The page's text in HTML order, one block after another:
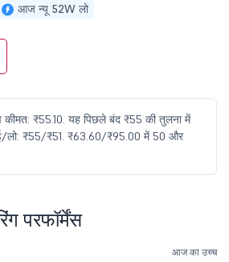
आज न्यू 52W लो
कीमत: ₹55.10. यह पिछले बंद ₹55 की तुलना में
लो: ₹55/₹51. ₹63.60/₹95.00 में 50 और
परफॉर्मेंस
आज का उच्च